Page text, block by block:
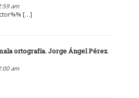
am
[…]
ortografía. Jorge Ángel Pérez
am